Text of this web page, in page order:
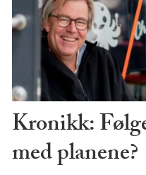
Kronikk:
med planene?